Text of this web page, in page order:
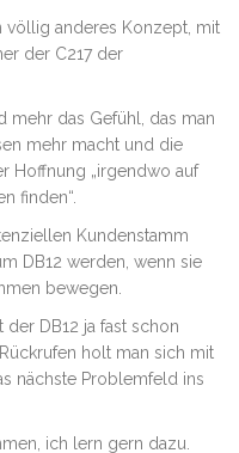
völlig anderes Konzept, mit
der C217 der
mehr das Gefühl, das man
mehr macht und die
Hoffnung „irgendwo auf
finden“.
Kundenstamm
DB12 werden, wenn sie
bewegen.
DB12 ja fast schon
holt man sich mit
nächste Problemfeld ins
ich lern gern dazu.